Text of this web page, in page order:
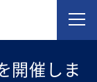
開催しま